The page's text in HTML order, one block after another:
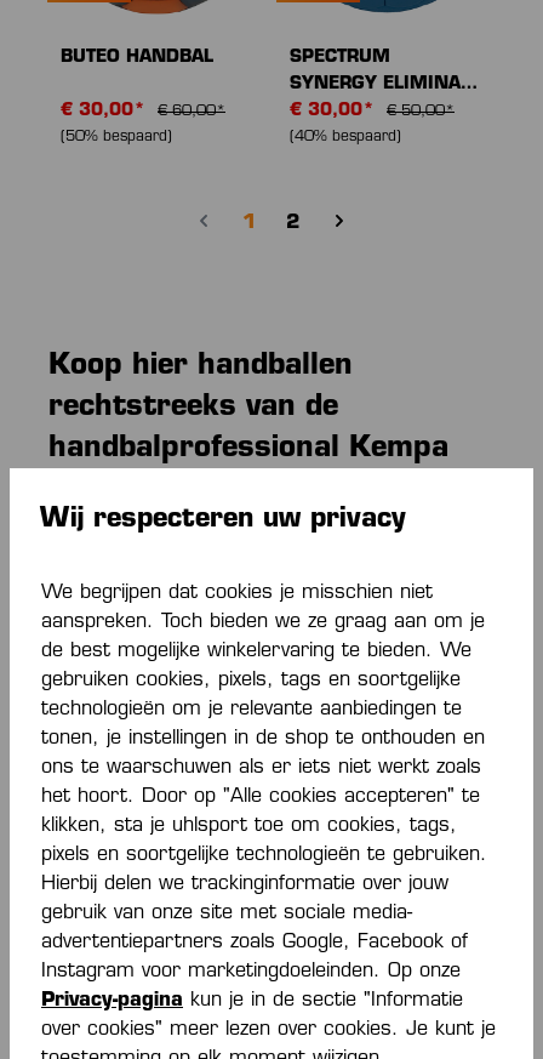
BUTEO HANDBAL
€ 30,00*
€ 60,00*
(50% bespaard)
SPECTRUM
SYNERGY ELIMINATE
HANDBAL
€ 30,00*
€ 50,00*
(40% bespaard)
Pagina
1 Pagina
2
Koop hier handballen
rechtstreeks van de
handbalprofessional Kempa
Super zacht balgevoel, uitstekende grip, lange
duurzaamheid - onze ballen presteren. Tot in de
uitstekende speeleigenschappen. Hier in de Kempa
online shop krijg je de ballen direct van de
handbalprofessional.
Alle inhoud in één oogopslag:
Handballen voor training en wedstrijd
Overzicht van handbalformaten
Handbalformaten 00 en 0
Handbalformaat 1
Handbalformaat 2
Handbalformaat 3
Overzichtstabel handbalformaten
Speciale handballen voor training
Handballen voor training en
Wij respecteren uw privacy
We begrijpen dat cookies je misschien niet
aanspreken. Toch bieden we ze graag aan om je
de best mogelijke winkelervaring te bieden. We
gebruiken cookies, pixels, tags en soortgelijke
technologieën om je relevante aanbiedingen te
tonen, je instellingen in de shop te onthouden en
ons te waarschuwen als er iets niet werkt zoals
het hoort. Door op "Alle cookies accepteren" te
klikken, sta je uhlsport toe om cookies, tags,
pixels en soortgelijke technologieën te gebruiken.
Hierbij delen we trackinginformatie over jouw
gebruik van onze site met sociale media-
advertentiepartners zoals Google, Facebook of
Instagram voor marketingdoeleinden. Op onze
Privacy-pagina kun je in de sectie "Informatie
over cookies" meer lezen over cookies. Je kunt je